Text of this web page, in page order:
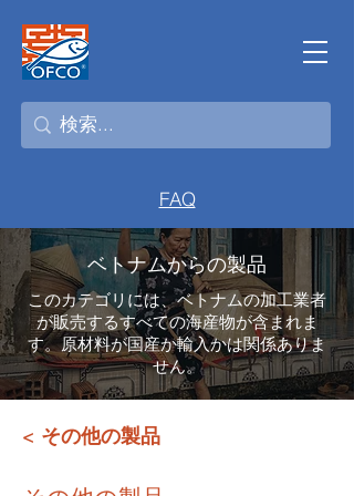
FAQ
ベトナムからの製品
このカテゴリには、ベトナムの加工業者
が販売するすべての海産物が含まれま
す。原材料が国産か輸入かは関係ありま
せん。
< その他の製品